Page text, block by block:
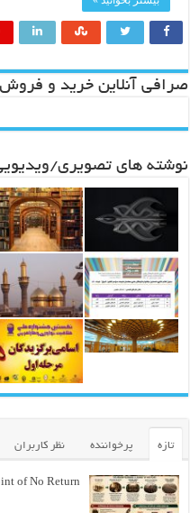
صرافی آنلاین خرید و فروش
نوشته های تصویری/
تازه پرخواننده نظر کاربران
of No Return